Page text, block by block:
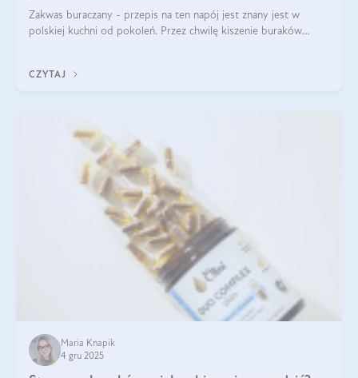
Zakwas buraczany - przepis na ten napój jest znany jest w
polskiej kuchni od pokoleń. Przez chwilę kiszenie buraków
CZYTAJ
Maria Knapik
4 gru 2025